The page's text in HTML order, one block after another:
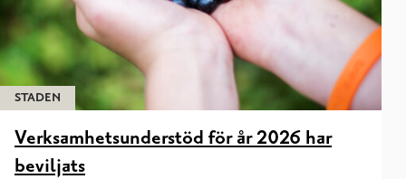
STADEN
Verksamhetsunderstöd för år 2026 har
beviljats